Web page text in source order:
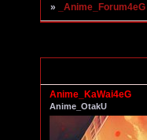
» _Anime_Forum4eG
Anime_KaWai4eG
Anime_OtakU